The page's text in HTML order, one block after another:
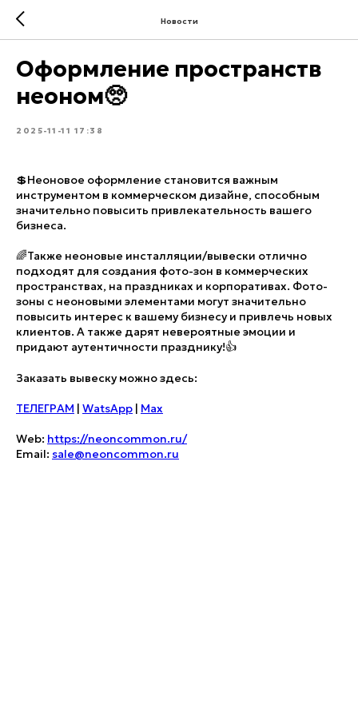
Новости
Оформление пространств
неоном🥺
2025-11-11 17:38
💲Неоновое оформление становится важным
инструментом в коммерческом дизайне, способным
значительно повысить привлекательность вашего
бизнеса.
🌈Также неоновые инсталляции/вывески отлично
подходят для создания фото-зон в коммерческих
пространствах, на праздниках и корпоративах. Фото-
зоны с неоновыми элементами могут значительно
повысить интерес к вашему бизнесу и привлечь новых
клиентов. А также дарят невероятные эмоции и
придают аутентичности празднику!👍
Заказать вывеску можно здесь:
ТЕЛЕГРАМ | WatsApp | Max
Web: https://neoncommon.ru/
Email: sale@neoncommon.ru